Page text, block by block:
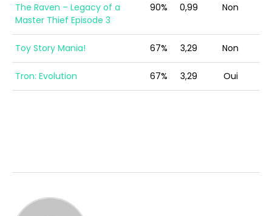
The Raven – Legacy of a
Master Thief Episode 3
90% 0,99 Non
Toy Story Mania! 67% 3,29 Non
Tron: Evolution 67% 3,29 Oui